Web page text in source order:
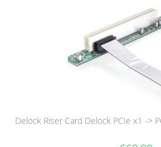
Delock Riser Card Delock PCIe x1 ->